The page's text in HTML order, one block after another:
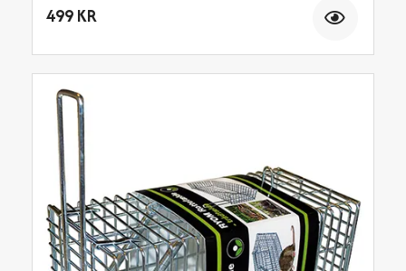
499 KR